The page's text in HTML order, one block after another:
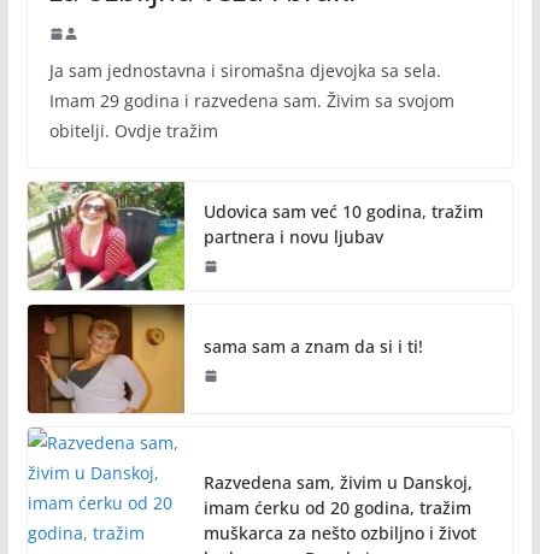
Ja sam jednostavna i siromašna djevojka sa sela.
Imam 29 godina i razvedena sam. Živim sa svojom
obitelji. Ovdje tražim
Udovica sam već 10 godina, tražim
partnera i novu ljubav
sama sam a znam da si i ti!
Razvedena sam, živim u Danskoj,
imam ćerku od 20 godina, tražim
muškarca za nešto ozbiljno i život